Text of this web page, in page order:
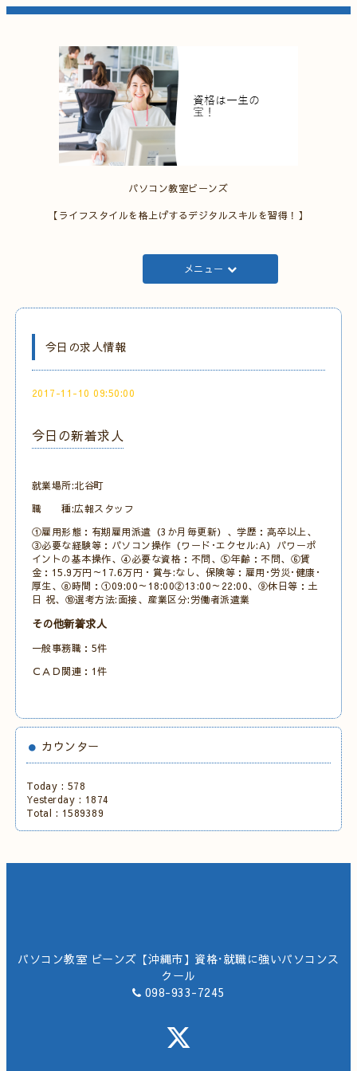
パソコン教室ビーンズ
【ライフスタイルを格上げするデジタルスキルを習得！】
メニュー
今日の求人情報
2017-11-10 09:50:00
今日の新着求人
就業場所:北谷町
職 種:広報スタッフ
①雇用形態：有期雇用派遣（3か月毎更新）、学歴：高卒以上、
③必要な経験等：パソコン操作（ワード･エクセル:A）パワーポ
イントの基本操作、④必要な資格：不問、⑤年齢：不問、⑥賃
金：15.9万円～17.6万円・賞与:なし、保険等：雇用･労災･健康･
厚生、⑧時間：①09:00～18:00②13:00～22:00、⑨休日等：土
日 祝、⑩選考方法:面接、産業区分:労働者派遣業
その他新着求人
一般事務職：5件
ＣＡＤ関連：1件
カウンター
Today : 578
Yesterday : 1874
Total : 1589389
パソコン教室 ビーンズ【沖縄市】資格･就職に強いパソコンス
クール
098-933-7245